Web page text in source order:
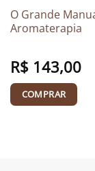
O Grande
Aromaterapia
R$143,00
COMPRAR